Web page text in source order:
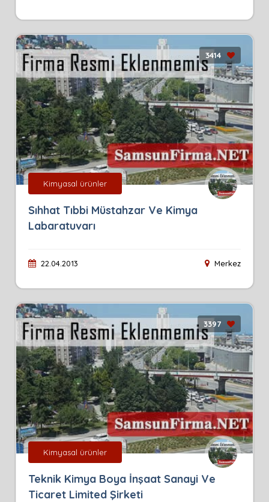
3414
Kimyasal ürünler
Sıhhat Tıbbi Müstahzar Ve Kimya
Labaratuvarı
22.04.2013 Merkez
3397
Kimyasal ürünler
Teknik Kimya Boya İnşaat Sanayi Ve
Ticaret Limited Şirketi